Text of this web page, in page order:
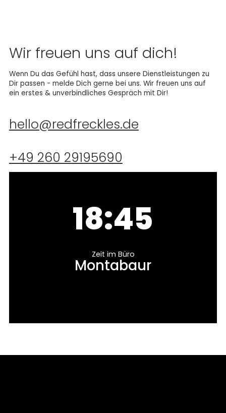
Wir freuen uns auf dich!
Wenn Du das Gefühl hast, dass unsere Dienstleistungen zu
Dir passen - melde Dich gerne bei uns. Wir freuen uns auf
ein erstes & unverbindliches Gespräch mit Dir!
hello@redfreckles.de
+49 260 29195690
18:45
Zeit im Büro
Montabaur